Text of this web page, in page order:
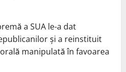
a SUA le-a dat
și a reinstituit
manipulată în favoarea